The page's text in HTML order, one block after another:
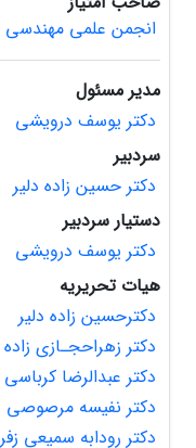
انجمن علمی مهندسی
مدیر مسئول
دکتر یوسف درویشی
سردبیر
دکتر حسین زاده دلیر
دستیار سردبیر
دکتر یوسف درویشی
هیات تحریریه
دکترحسین زاده دلیر
دکتر زهراحجـازی زاده
دکتر عبدالرضا کرباسی
دکتر نفیسه مرصوصی
دکتر رودابه سمیعی